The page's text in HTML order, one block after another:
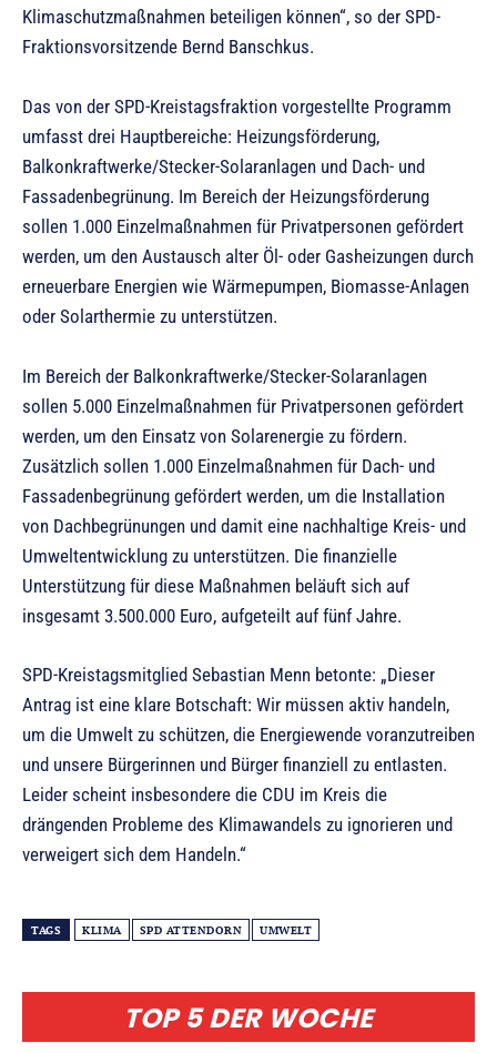
TOP 5 DER WOCHE
Klimaschutzmaßnahmen beteiligen können“, so der SPD-
Fraktionsvorsitzende Bernd Banschkus.
Das von der SPD-Kreistagsfraktion vorgestellte Programm
umfasst drei Hauptbereiche: Heizungsförderung,
Balkonkraftwerke/Stecker-Solaranlagen und Dach- und
Fassadenbegrünung. Im Bereich der Heizungsförderung
sollen 1.000 Einzelmaßnahmen für Privatpersonen gefördert
werden, um den Austausch alter Öl- oder Gasheizungen durch
erneuerbare Energien wie Wärmepumpen, Biomasse-Anlagen
oder Solarthermie zu unterstützen.
Im Bereich der Balkonkraftwerke/Stecker-Solaranlagen
sollen 5.000 Einzelmaßnahmen für Privatpersonen gefördert
werden, um den Einsatz von Solarenergie zu fördern.
Zusätzlich sollen 1.000 Einzelmaßnahmen für Dach- und
Fassadenbegrünung gefördert werden, um die Installation
von Dachbegrünungen und damit eine nachhaltige Kreis- und
Umweltentwicklung zu unterstützen. Die finanzielle
Unterstützung für diese Maßnahmen beläuft sich auf
insgesamt 3.500.000 Euro, aufgeteilt auf fünf Jahre.
SPD-Kreistagsmitglied Sebastian Menn betonte: „Dieser
Antrag ist eine klare Botschaft: Wir müssen aktiv handeln,
um die Umwelt zu schützen, die Energiewende voranzutreiben
und unsere Bürgerinnen und Bürger finanziell zu entlasten.
Leider scheint insbesondere die CDU im Kreis die
drängenden Probleme des Klimawandels zu ignorieren und
verweigert sich dem Handeln.“
TAGS KLIMA SPD ATTENDORN UMWELT